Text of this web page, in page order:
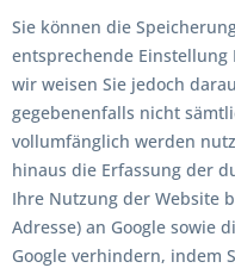
Sie können die
entsprechende
wir weisen Sie jedoch
gegebenenfalls nicht
vollumfänglich werden
hinaus die Erfassung der
Ihre Nutzung der Website
Adresse) an Google sowie
Google verhindern, indem